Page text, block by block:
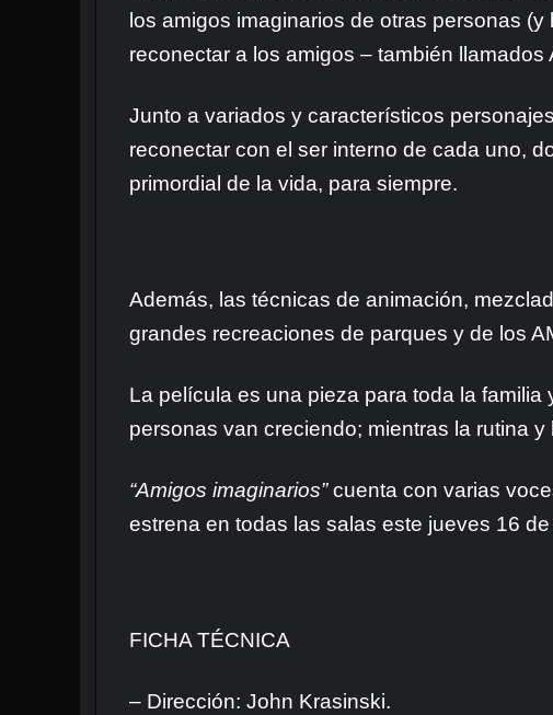
los amigos imaginarios de otras personas
reconectar a los amigos – también
Junto a variados y característicos
reconectar con el ser interno de cada uno,
primordial de la vida, para siempre.
Además, las técnicas de animación,
grandes recreaciones de parques y de los
La película es una pieza para toda la
personas van creciendo; mientras la rutina
“Amigos imaginarios”cuenta con varias
estrena en todas las salas este jueves 16
FICHA TÉCNICA
– Dirección: John Krasinski.